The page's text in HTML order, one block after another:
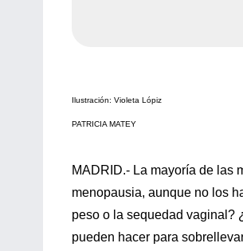
Ilustración: Violeta Lópiz
PATRICIA MATEY
MADRID.- La mayoría de las
menopausia, aunque no los
peso o la sequedad vaginal?
pueden hacer para